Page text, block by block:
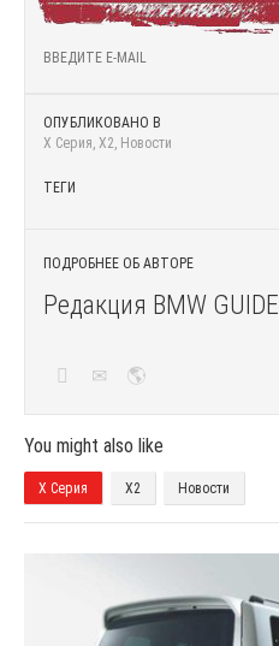
ОПУБЛИКОВАНО В
X Серия X2 Новости
ТЕГИ
ПОДРОБНЕЕ ОБ АВТОРЕ
Редакция BMW GUIDE
You might also like
X Серия X2 Новости